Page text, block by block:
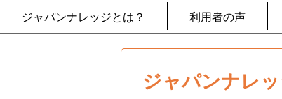
ジャパンナレッジとは？ 利用者の声
ジャパンナレ